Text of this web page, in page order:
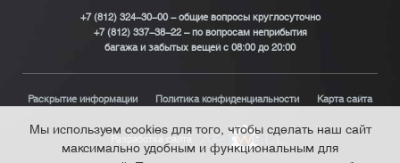
+7 (812) 324-30-00 - общие вопросы круглосуточно
+7 (812) 337-38-22 – по вопросам неприбытия
багажа и забытых вещей с 08:00 до 20:00
Раскрытие информации Политика конфиденциальности Карта сайта
Разработка сайта
Мы используем cookies для того, чтобы сделать наш сайт
максимально удобным и функциональным для